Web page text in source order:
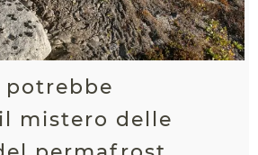
mistero delle